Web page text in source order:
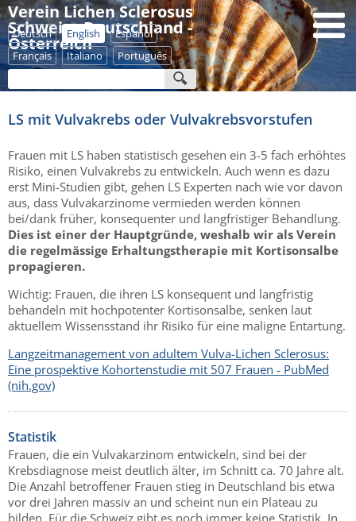
Verein Lichen Sclerosus
Schweiz - Deutschland -
Österreich
Deutsch English
Español
Français
Italiano Português
LS mit Vulvakrebs oder Vulvakrebsvorstufen
Frauen mit LS haben statistisch gesehen ein 3-5 fach erhöhtes
Risiko, einen Vulvakrebs zu entwickeln. Auch wenn es dazu
erst Mini-Studien gibt, gehen LS Experten nach wie vor davon
aus, dass Vulvakarzinome vermieden werden können
bei/dank früher, konsequenter und langfristiger Behandlung.
Dies ist einer der Hauptgründe, weshalb wir als Verein
die regelmässige Erhaltungstherapie mit Kortisonsalbe
propagieren.
Wichtig: Frauen, die ihren LS konsequent und langfristig
behandeln mit hochpotenter Kortisonsalbe, senken laut
aktuellem Wissensstand ihr Risiko für eine maligne Entartung.
Langzeitmanagement von adultem Vulva-Lichen Sclerosus:
Eine prospektive Kohortenstudie mit 507 Frauen - PubMed
(nih.gov)
Statistik
Frauen, die ein Vulvakarzinom entwickeln, sind bei der
Krebsdiagnose meist deutlich älter, im Schnitt ca. 70 Jahre alt.
Die Anzahl betroffener Frauen stieg in Deutschland bis etwa
vor drei Jahren massiv an und scheint nun ein Plateau zu
bilden. Für die Schweiz gibt es noch immer keine Statistik. In